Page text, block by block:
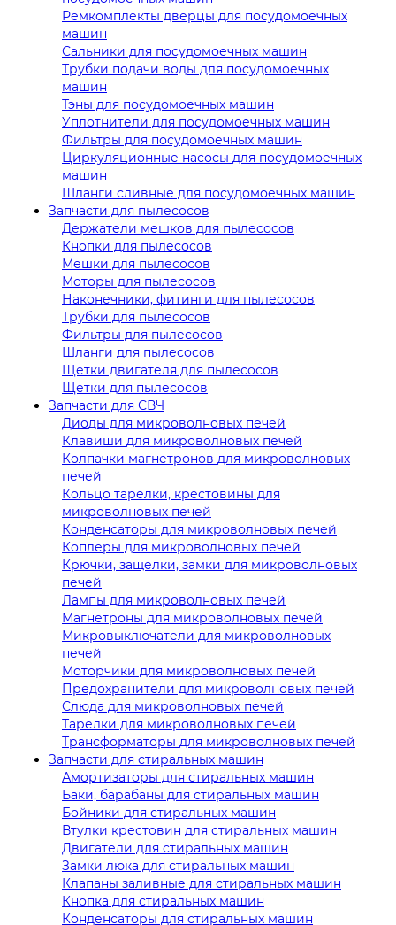
Ремкомплекты дверцы для посудомоечных
машин
Сальники для посудомоечных машин
Трубки подачи воды для посудомоечных
машин
Тэны для посудомоечных машин
Уплотнители для посудомоечных машин
Фильтры для посудомоечных машин
Циркуляционные насосы для посудомоечных
машин
Шланги сливные для посудомоечных машин
Запчасти для пылесосов
Держатели мешков для пылесосов
Кнопки для пылесосов
Мешки для пылесосов
Моторы для пылесосов
Наконечники, фитинги для пылесосов
Трубки для пылесосов
Фильтры для пылесосов
Шланги для пылесосов
Щетки двигателя для пылесосов
Щетки для пылесосов
Запчасти для СВЧ
Диоды для микроволновых печей
Клавиши для микроволновых печей
Колпачки магнетронов для микроволновых
печей
Кольцо тарелки, крестовины для
микроволновых печей
Конденсаторы для микроволновых печей
Коплеры для микроволновых печей
Крючки, защелки, замки для микроволновых
печей
Лампы для микроволновых печей
Магнетроны для микроволновых печей
Микровыключатели для микроволновых
печей
Моторчики для микроволновых печей
Предохранители для микроволновых печей
Слюда для микроволновых печей
Тарелки для микроволновых печей
Трансформаторы для микроволновых печей
Запчасти для стиральных машин
Амортизаторы для стиральных машин
Баки, барабаны для стиральных машин
Бойники для стиральных машин
Втулки крестовин для стиральных машин
Двигатели для стиральных машин
Замки люка для стиральных машин
Клапаны заливные для стиральных машин
Кнопка для стиральных машин
Конденсаторы для стиральных машин